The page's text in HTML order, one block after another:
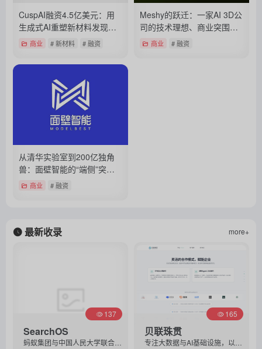
CuspAI融资4.5亿美元：用
生成式AI重塑新材料发现与
工业研发体系
商业 # 新材料 # 融资
Meshy的跃迁：一家AI 3D公
司的技术理想、商业突围与
下一场内容革命
商业 # 融资
从清华实验室到200亿独角
兽：面壁智能的“端侧”突围
战 商业 # 融资
最新收录 more+
SearchOS
137
贝联珠贯
165